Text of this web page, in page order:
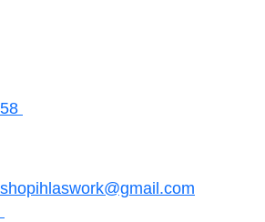
58
shopihlaswork@gmail.com